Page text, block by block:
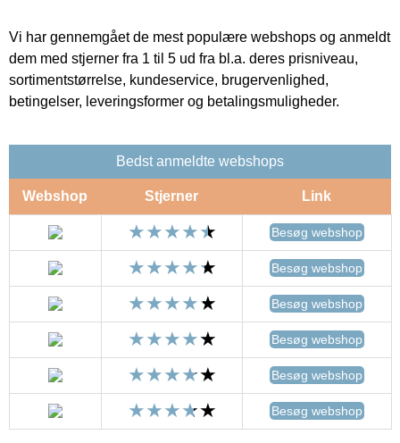
Vi har gennemgået de mest populære webshops og anmeldt
dem med stjerner fra 1 til 5 ud fra bl.a. deres prisniveau,
sortimentstørrelse, kundeservice, brugervenlighed,
betingelser, leveringsformer og betalingsmuligheder.
Bedst anmeldte webshops
Webshop Stjerner Link
Besøg webshop
Besøg webshop
Besøg webshop
Besøg webshop
Besøg webshop
Besøg webshop